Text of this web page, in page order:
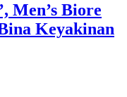
Men’s Biore
Keyakinan